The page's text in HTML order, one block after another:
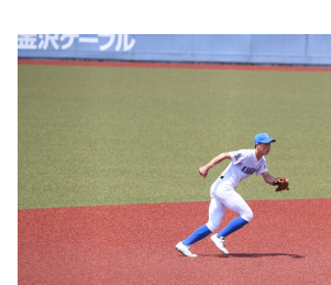
本日はダイアンなり！シーズン２
朝だ！生です旅サラダ
ＬＩＦＥ～夢のカタチ～
新婚さんいらっしゃい！
ポツンと一軒家
ザキ山小屋本館